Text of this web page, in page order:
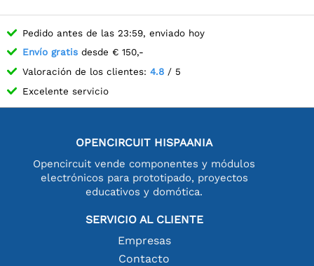
Pedido antes de las 23:59, enviado hoy
Envío gratis desde € 150,-
Valoración de los clientes: 4.8 / 5
Excelente servicio
OPENCIRCUIT HISPAANIA
Opencircuit vende componentes y módulos
electrónicos para prototipado, proyectos
educativos y domótica.
SERVICIO AL CLIENTE
Empresas
Contacto